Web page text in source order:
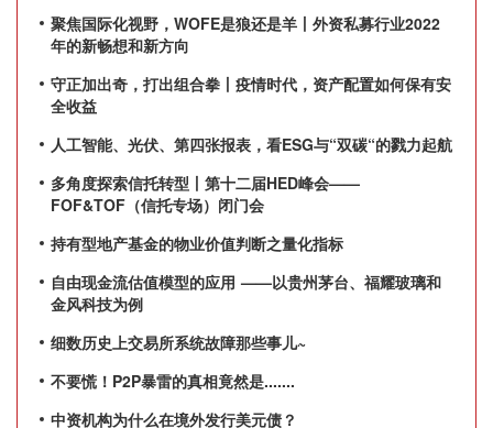
聚焦国际化视野，WOFE是狼还是羊丨外资私募行业2022
年的新畅想和新方向
守正加出奇，打出组合拳丨疫情时代，资产配置如何保有安
全收益
人工智能、光伏、第四张报表，看ESG与“双碳“的戮力起航
多角度探索信托转型丨第十二届HED峰会——
FOF&TOF（信托专场）闭门会
持有型地产基金的物业价值判断之量化指标
自由现金流估值模型的应用 ——以贵州茅台、福耀玻璃和
金风科技为例
细数历史上交易所系统故障那些事儿~
不要慌！P2P暴雷的真相竟然是.......
中资机构为什么在境外发行美元债？